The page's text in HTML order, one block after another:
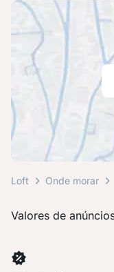
Loft Onde morar
Valores de